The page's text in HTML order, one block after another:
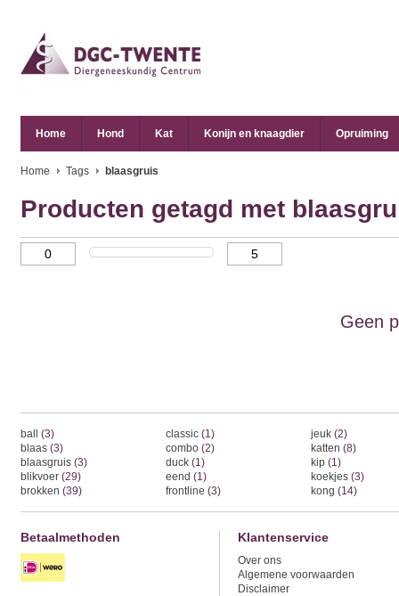
Home Hond Kat Konijn en knaagdier Opruiming
Home Tags blaasgruis
Producten getagd met
Geen
ball (3)
blaas (3)
blaasgruis (3)
blikvoer (29)
brokken (39)
classic (1)
combo (2)
duck (1)
eend (1)
frontline (3)
jeuk (2)
katten (8)
kip (1)
koekjes (3)
kong (14)
Betaalmethoden Klantenservice
Over ons
Algemene voorwaarden
Disclaimer